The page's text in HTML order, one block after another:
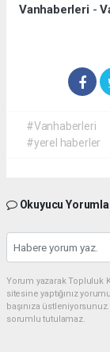
Vanhaberleri -
#Vanhaberleri
#yerel haberler
Okuyucu
Yorum yazarak Topluluk
sitesine yaptığınız
başınıza
sorumlu tutulamaz.